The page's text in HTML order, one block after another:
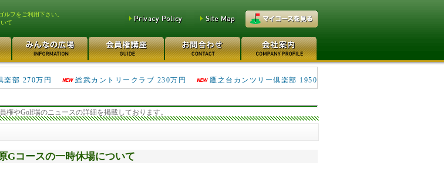
フをご利用下さい。
て
フク... 690万円 川越カントリークラブ 60万円 大洗ゴルフ倶楽部 290万円
楽部 270万円 総武カントリークラブ 230万円
鷹之台カンツリー倶楽部 1950
万円
権やGolf場のニュースの詳細を掲載しております。
Gコースの一時休場について